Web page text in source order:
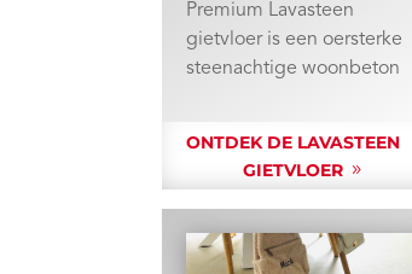
Premium Lavasteen
gietvloer is een oersterke
steenachtige woonbeton
ONTDEK DE LAVASTEEN
GIETVLOER